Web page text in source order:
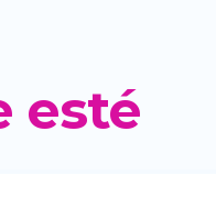
esté